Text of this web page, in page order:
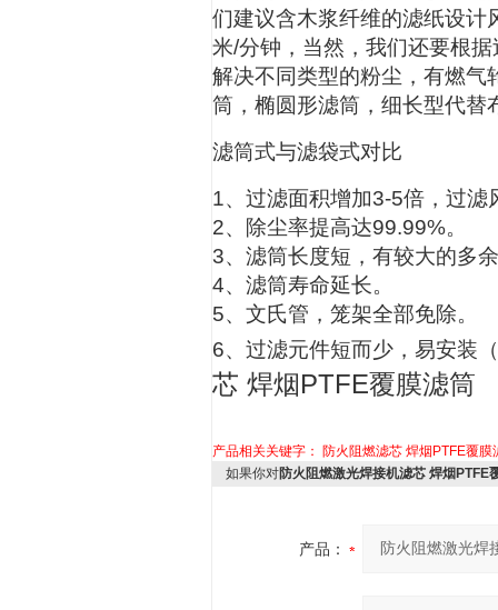
们建议含木浆纤维的滤纸设计
米/分钟，当然，我们还要根
解决不同类型的粉尘，有燃气
筒，椭圆形滤筒，细长型代替
滤筒式与滤袋式对比
1、过滤面积增加3-5倍，过滤
2、除尘率提高达99.99%。
3、滤筒长度短，有较大的多
4、滤筒寿命延长。
5、文氏管，笼架全部免除。
6、过滤元件短而少，易安装
芯 焊烟PTFE覆膜滤筒
产品相关关键字： 防火阻燃滤芯 焊烟PTFE覆膜
如果你对防火阻燃激光焊接机滤芯 焊烟PTFE
产品：